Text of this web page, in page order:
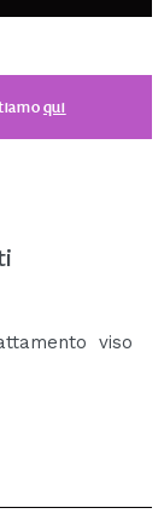
qui
viso
aggressioni